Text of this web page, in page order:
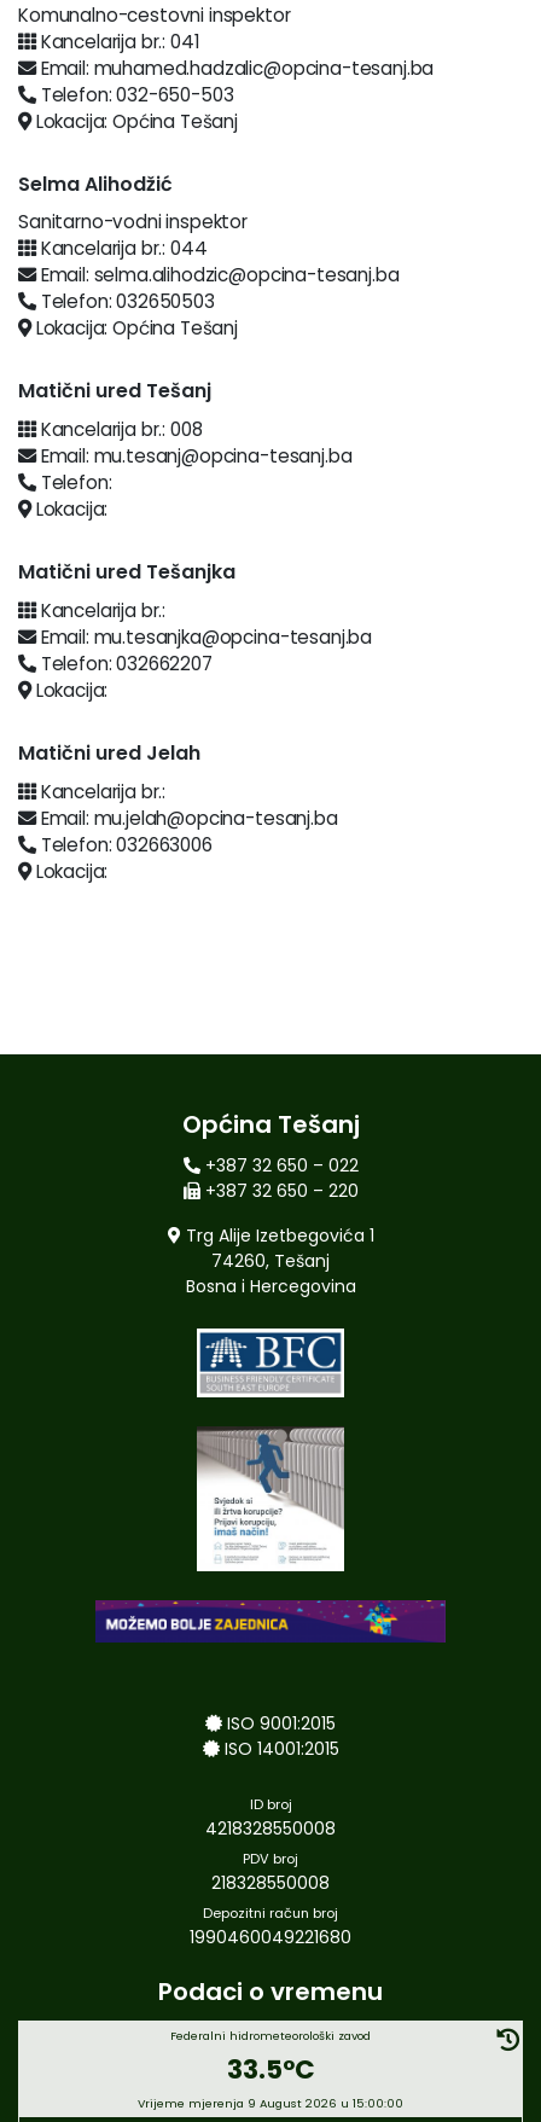
Komunalno-cestovni inspektor
Kancelarija br.: 041
Email: muhamed.hadzalic@opcina-tesanj.ba
Telefon: 032-650-503
Lokacija: Općina Tešanj
Selma Alihodžić
Sanitarno-vodni inspektor
Kancelarija br.: 044
Email: selma.alihodzic@opcina-tesanj.ba
Telefon: 032650503
Lokacija: Općina Tešanj
Matični ured Tešanj
Kancelarija br.: 008
Email: mu.tesanj@opcina-tesanj.ba
Telefon:
Lokacija:
Matični ured Tešanjka
Kancelarija br.:
Email: mu.tesanjka@opcina-tesanj.ba
Telefon: 032662207
Lokacija:
Matični ured Jelah
Kancelarija br.:
Email: mu.jelah@opcina-tesanj.ba
Telefon: 032663006
Lokacija:
Općina Tešanj
+387 32 650 – 022
+387 32 650 – 220
Trg Alije Izetbegovića 1
74260, Tešanj
Bosna i Hercegovina
ISO 9001:2015
ISO 14001:2015
ID broj
4218328550008
PDV broj
218328550008
Depozitni račun broj
1990460049221680
Podaci o vremenu
Federalni hidrometeorološki zavod
33.5°C
Vrijeme mjerenja 9 August 2026 u 15:00:00